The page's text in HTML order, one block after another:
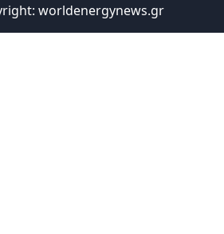
worldenergynews.gr